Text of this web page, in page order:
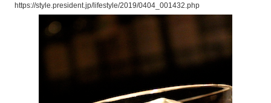
https://style.president.jp/lifestyle/2019/0404_001432.php